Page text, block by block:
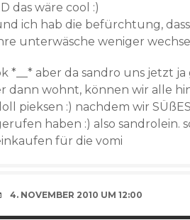
das wäre cool :)
ich hab die befürchtung,
unterwäsche weniger
*__* aber da sandro uns jetzt
dann wohnt, können wir alle
pieksen :) nachdem wir
haben :) also sandrolein.
für die vomi
4. NOVEMBER 2010 UM 12:00